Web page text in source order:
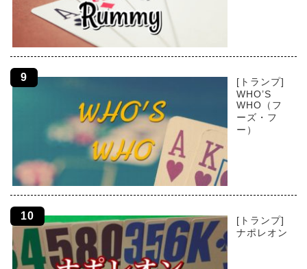
[トランプ]
WHO’S
WHO（フ
ーズ・フ
ー）
[トランプ]
ナポレオン